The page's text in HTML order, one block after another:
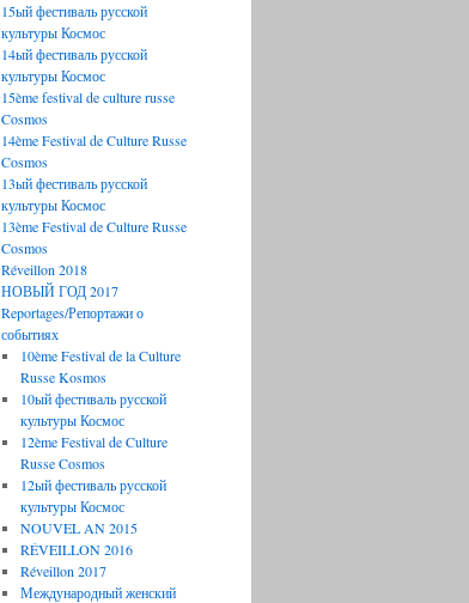
15ый фестиваль русской
культуры Космос
14ый фестиваль русской
культуры Космос
15ème festival de culture russe
Cosmos
14ème Festival de Culture Russe
Cosmos
13ый фестиваль русской
культуры Космос
13ème Festival de Culture Russe
Cosmos
Réveillon 2018
НОВЫЙ ГОД 2017
Reportages/Репортажи о
событиях
10ème Festival de la Culture
Russe Kosmos
10ый фестиваль русской
культуры Космос
12ème Festival de Culture
Russe Cosmos
12ый фестиваль русской
культуры Космос
NOUVEL AN 2015
RÉVEILLON 2016
Réveillon 2017
Международный женский